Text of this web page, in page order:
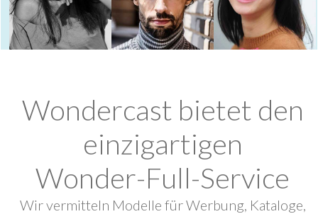
Wondercast bietet den
einzigartigen
Wonder-Full-Service
Wir vermitteln Modelle für Werbung, Kataloge,